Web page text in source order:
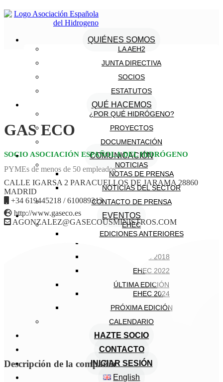
QUIÉNES SOMOS
LA AEH2
JUNTA DIRECTIVA
SOCIOS
ESTATUTOS
QUÉ HACEMOS
¿POR QUÉ HIDRÓGENO?
PROYECTOS
DOCUMENTACIÓN
COMUNICACIÓN
NOTICIAS
NOTAS DE PRENSA
NOTICIAS DEL SECTOR
CONTACTO DE PRENSA
EVENTOS
EHEC
EDICIONES ANTERIORES
EHEC 2018
EHEC 2022
ÚLTIMA EDICIÓN
EHEC 2024
PRÓXIMA EDICIÓN
CALENDARIO
HAZTE SOCIO
CONTACTO
INICIAR SESIÓN
English
GAS ECO
SOCIO ASOCIACIÓN ESPAÑOLA DEL HIDRÓGENO
PYMEs de menos de 50 empleados
CALLE IGARSA 2 PARACUELLOS DE JARAMA 28860
MADRID
+34 619445218 / 610089313
http://www.gaseco.es
AGONZALEZ@GASECOUSMINISTROS.COM
Descripción de la compañía